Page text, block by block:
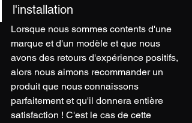
l'installation
Lorsque nous sommes contents d'une
marque et d'un modèle et que nous
avons des retours d'expérience positifs,
alors nous aimons recommander un
produit que nous connaissons
parfaitement et qu'il donnera entière
satisfaction ! C'est le cas de cette